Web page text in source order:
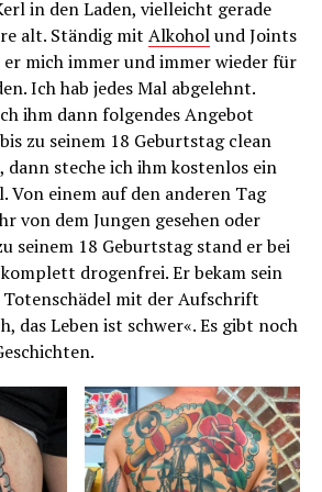
in den Laden, vielleicht gerade
alt. Ständig mit Alkoholund Joints
mich immer und immer wieder für
Ich hab jedes Mal abgelehnt.
ihm dann folgendes Angebot
zu seinem 18 Geburtstag clean
steche ich ihm kostenlos ein
Von einem auf den anderen Tag
von dem Jungen gesehen oder
seinem 18 Geburtstag stand er bei
drogenfrei. Er bekam sein
mit der Aufschrift
das Leben ist schwer«. Es gibt noch